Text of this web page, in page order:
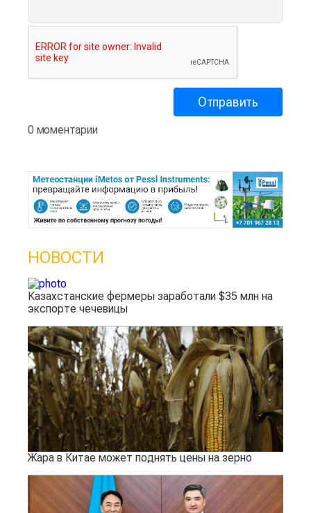
0 моментарии
НОВОСТИ
Казахстанские фермеры заработали $35 млн на
экспорте чечевицы
Жара в Китае может поднять цены на зерно